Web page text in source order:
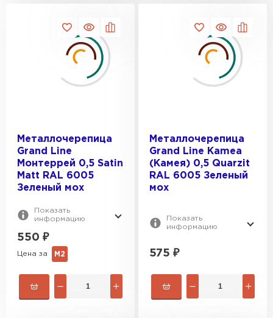
Металлочерепица
Grand Line
Монтеррей 0,5 Satin
Matt RAL 6005
Зеленый мох
Показать
информацию
550 ₽
Цена за М2
Металлочерепица
Grand Line Kamea
(Камея) 0,5 Quarzit
RAL 6005 Зеленый
мох
Показать
информацию
575 ₽